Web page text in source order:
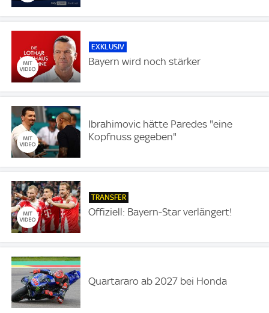
EXKLUSIV
Bayern wird noch stärker
Ibrahimovic hätte Paredes "eine
Kopfnuss gegeben"
TRANSFER
Offiziell: Bayern-Star verlängert!
Quartararo ab 2027 bei Honda